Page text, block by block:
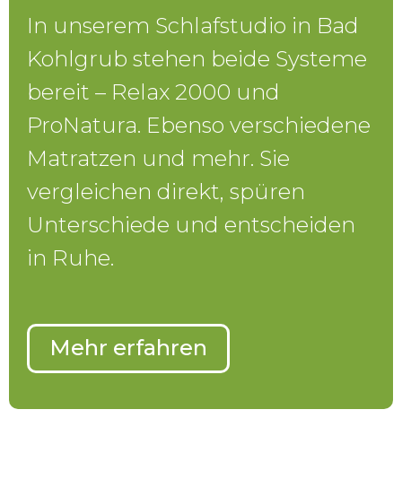
In unserem Schlafstudio in Bad
Kohlgrub stehen beide Systeme
bereit – Relax 2000 und
ProNatura. Ebenso verschiedene
Matratzen und mehr. Sie
vergleichen direkt, spüren
Unterschiede und entscheiden
in Ruhe.
Mehr erfahren